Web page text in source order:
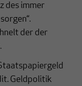
des immer
der der
Geldpolitik